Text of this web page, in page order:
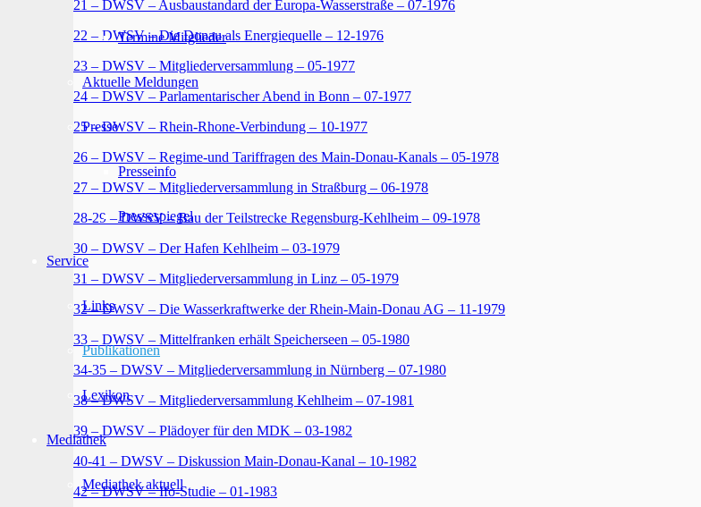
Termine Mitglieder
Aktuelle Meldungen
Presse
Presseinfo
Pressespiegel
Service
Links
Publikationen
Lexikon
Mediathek
Mediathek aktuell
21 – DWSV – Ausbaustandard der Europa-Wasserstraße – 07-1976
22 – DWSV – Die Donau als Energiequelle – 12-1976
23 – DWSV – Mitgliederversammlung – 05-1977
24 – DWSV – Parlamentarischer Abend in Bonn – 07-1977
25 – DWSV – Rhein-Rhone-Verbindung – 10-1977
26 – DWSV – Regime-und Tariffragen des Main-Donau-Kanals – 05-1978
27 – DWSV – Mitgliederversammlung in Straßburg – 06-1978
28-29 – DWSV – Bau der Teilstrecke Regensburg-Kehlheim – 09-1978
30 – DWSV – Der Hafen Kehlheim – 03-1979
31 – DWSV – Mitgliederversammlung in Linz – 05-1979
32 – DWSV – Die Wasserkraftwerke der Rhein-Main-Donau AG – 11-1979
33 – DWSV – Mittelfranken erhält Speicherseen – 05-1980
34-35 – DWSV – Mitgliederversammlung in Nürnberg – 07-1980
38 – DWSV – Mitgliederversammlung Kehlheim – 07-1981
39 – DWSV – Plädoyer für den MDK – 03-1982
40-41 – DWSV – Diskussion Main-Donau-Kanal – 10-1982
42 – DWSV – Ifo-Studie – 01-1983